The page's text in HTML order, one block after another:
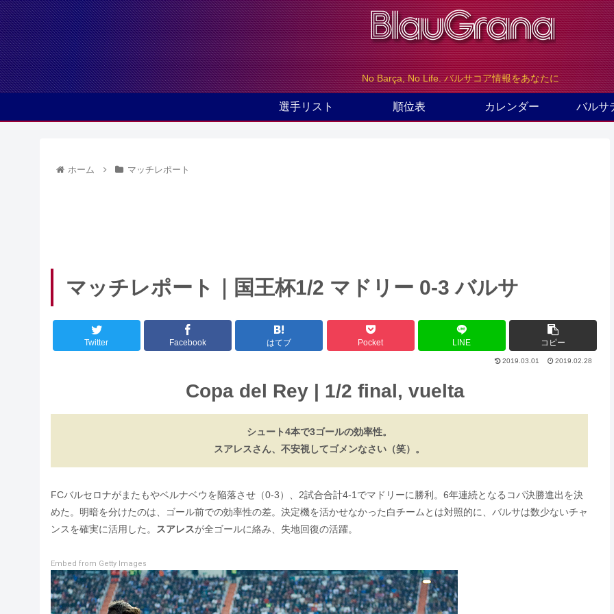
No Barça, No Life. バルサコア情報をあなたに
選手リスト 順位表 カレンダー バルサ
ホーム マッチレポート
マッチレポート｜国王杯1/2 マドリー 0-3 バルサ
Twitter Facebook はてブ Pocket LINE コピー
2019.03.01 2019.02.28
Copa del Rey | 1/2 final, vuelta
シュート4本で3ゴールの効率性。
スアレスさん、不安視してゴメンなさい（笑）。
FCバルセロナがまたもやベルナベウを陥落させ（0-3）、2試合合計4-1でマドリーに勝利。6年連続となるコパ決勝進出を決
めた。明暗を分けたのは、ゴール前での効率性の差。決定機を活かせなかった白チームとは対照的に、バルサは数少ないチャ
ンスを確実に活用した。
スアレスが全ゴールに絡み、失地回復の活躍。
Embed from Getty Images